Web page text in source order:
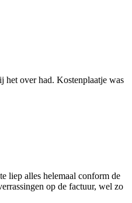
over had. Kostenplaatje was
liep alles helemaal conform de
op de factuur, wel zo